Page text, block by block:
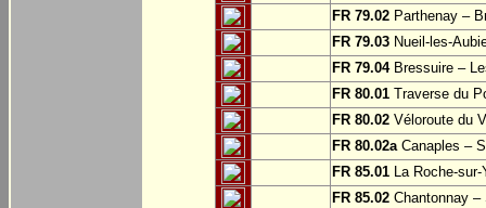
FR 79.02 Parthenay –
FR 79.03 Nueil-les-
FR 79.04Bressuire –
FR 80.01 Traverse du
FR 80.02 Véloroute du
FR 80.02aCanaples –
FR 85.01 La Roche-
FR 85.02 Chantonnay –